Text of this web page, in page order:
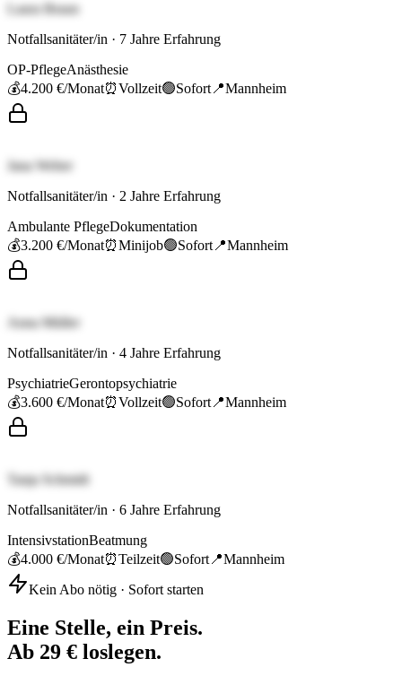
Laura Braun
Notfallsanitäter/in · 7 Jahre Erfahrung
OP-PflegeAnästhesie
💰4.200 €/Monat⏰Vollzeit🟢Sofort 📍Mannheim
Jana Weber
Notfallsanitäter/in · 2 Jahre Erfahrung
Ambulante PflegeDokumentation
💰3.200 €/Monat⏰Minijob🟢Sofort 📍Mannheim
Anna Müller
Notfallsanitäter/in · 4 Jahre Erfahrung
PsychiatrieGerontopsychiatrie
💰3.600 €/Monat⏰Vollzeit🟢Sofort 📍Mannheim
Tanja Schmidt
Notfallsanitäter/in · 6 Jahre Erfahrung
IntensivstationBeatmung
💰4.000 €/Monat⏰Teilzeit🟢Sofort 📍Mannheim
Kein Abo nötig · Sofort starten
Eine Stelle, ein Preis.
Ab 29 € loslegen.